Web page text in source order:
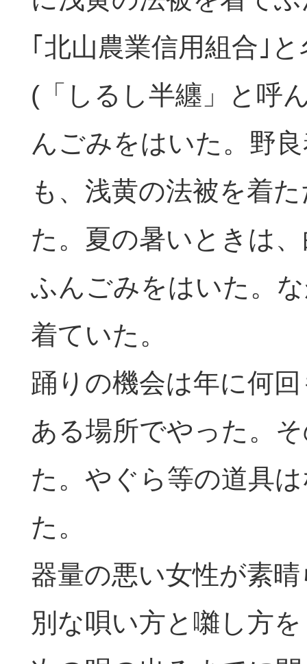
｢北山農業信用組合｣
(「しるし半纏」と呼
んごみをはいた。野
も、浅黄の法被を着
た。夏の暑いときは
ふんごみをはいた。
着ていた。
踊りの機会は年に何
ある場所でやった。
た。やぐら等の道具
た。
器量の悪い女性が素
別な唄い方と囃し方